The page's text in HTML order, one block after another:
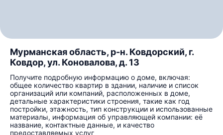
Мурманская область, р-н. Ковдорский, г.
Ковдор, ул. Коновалова, д. 13
Получите подробную информацию о доме, включая:
общее количество квартир в здании, наличие и список
организаций или компаний, расположенных в доме,
детальные характеристики строения, такие как год
постройки, этажность, тип конструкции и использованные
материалы, информация об управляющей компании: её
название, контактные данные, и качество
предоставляемых услуг